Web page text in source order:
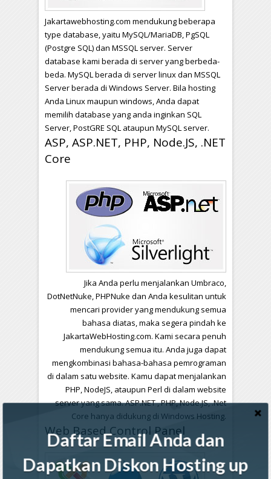
Jakartawebhosting.com mendukung beberapa
type database, yaitu MySQL/MariaDB, PgSQL
(Postgre SQL) dan MSSQL server. Server
database kami berada di server yang berbeda-
beda. MySQL berada di server linux dan MSSQL
Server berada di Windows Server. Bila hosting
Anda Linux maupun windows, Anda dapat
memilih database yang anda inginkan SQL
Server, PostGRE SQL ataupun MySQL server.
ASP, ASP.NET, PHP, Node.JS, .NET
Core
Jika Anda perlu menjalankan Umbraco,
DotNetNuke, PHPNuke dan Anda kesulitan untuk
mencari provider yang mendukung semua
bahasa diatas, maka segera pindah ke
JakartaWebHosting.com. Kami secara penuh
mendukung semua itu. Anda juga dapat
mengkombinasi bahasa-bahasa pemrograman
di dalam satu website. Kamu dapat menjalankan
PHP, NodeJS, ataupun Perl di dalam website
server yang sama. ASP.NET , PHP, Node.JS, .Net
Core hanya didukung di Windows Hosting.
Web Based Control Panel
Daftar Email Anda dan
Dapatkan Diskon Hosting up